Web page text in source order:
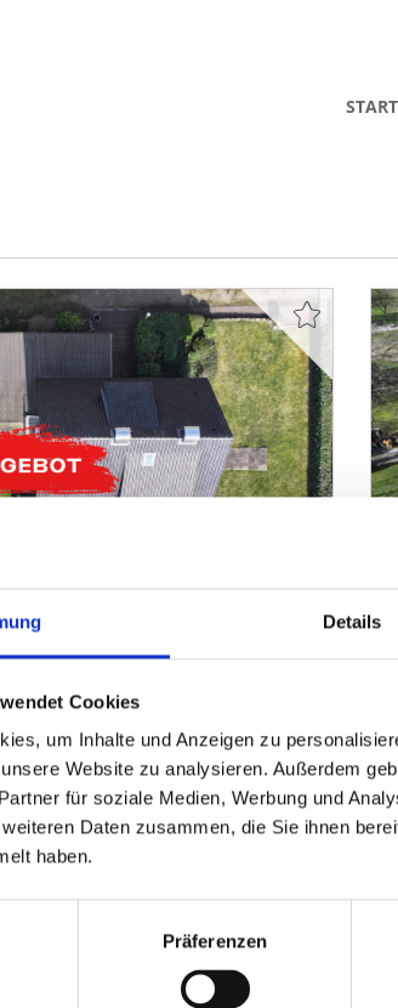
Details
Cookies
um Inhalte und Anzeigen zu
Website zu analysieren. Außerdem
für soziale Medien, Werbung und
Daten zusammen, die Sie ihnen
haben.
Präferenzen
START
für Bauträger und
ZUM EXPOSÉ
PARTNER &